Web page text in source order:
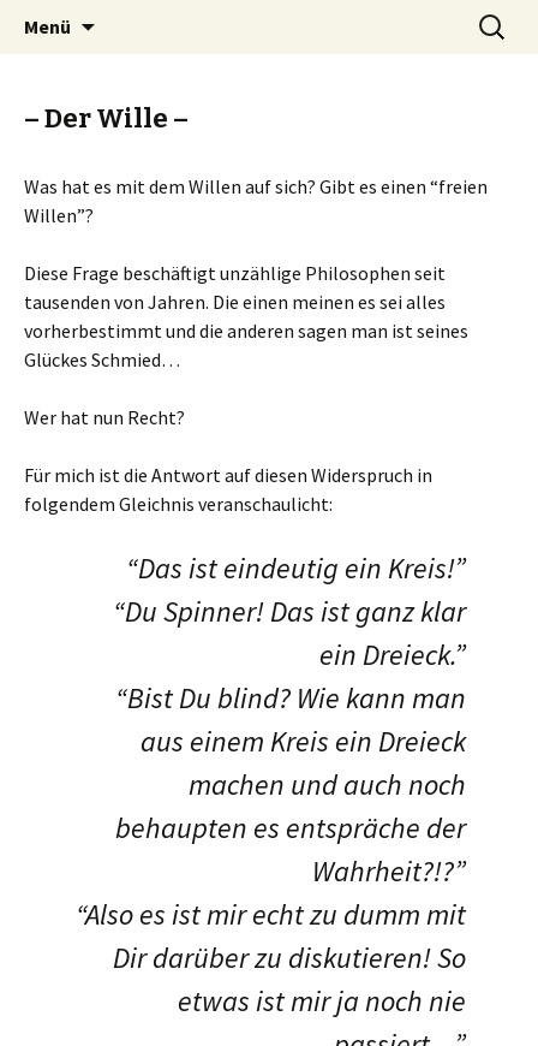
Wissen Macht Bewusstsein
Erwachtes Bewusstsein im Wandel der Zeit
Menü
Suchen
nach:
– Der Wille –
Was hat es mit dem Willen auf sich? Gibt es einen “freien
Willen”?
Diese Frage beschäftigt unzählige Philosophen seit
tausenden von Jahren. Die einen meinen es sei alles
vorherbestimmt und die anderen sagen man ist seines
Glückes Schmied…
Wer hat nun Recht?
Für mich ist die Antwort auf diesen Widerspruch in
folgendem Gleichnis veranschaulicht:
“Das ist eindeutig ein Kreis!”
“Du Spinner! Das ist ganz klar
ein Dreieck.”
“Bist Du blind? Wie kann man
aus einem Kreis ein Dreieck
machen und auch noch
behaupten es entspräche der
Wahrheit?!?”
“Also es ist mir echt zu dumm mit
Dir darüber zu diskutieren! So
etwas ist mir ja noch nie